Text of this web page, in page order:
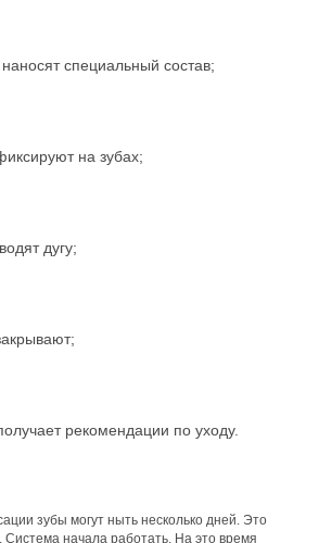
специальный состав;
на зубах;
дугу;
рекомендации по уходу.
зубы могут ныть несколько дней. Это
Система начала работать. На это время